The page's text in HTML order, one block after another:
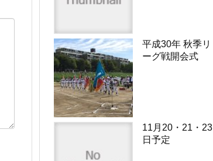
平成30年 秋季リ
ーグ戦開会式
11月20・21・23
日予定